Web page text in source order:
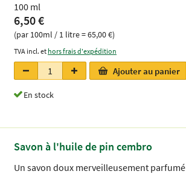
100 ml
6,50 €
(par 100ml / 1 litre = 65,00 €)
TVA incl. et hors frais d'expédition
Ajouter au panier
En stock
Savon à l'huile de pin cembro
Un savon doux merveilleusement